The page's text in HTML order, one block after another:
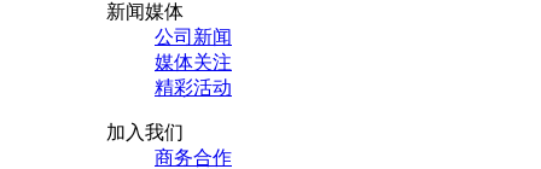
新闻媒体
公司新闻
媒体关注
精彩活动
加入我们
商务合作